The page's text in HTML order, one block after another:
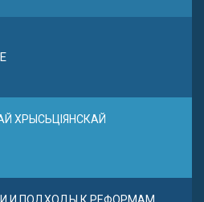
ХРЫСЬЦІЯНСКАЙ
И ПОДХОДЫ К РЕФОРМАМ